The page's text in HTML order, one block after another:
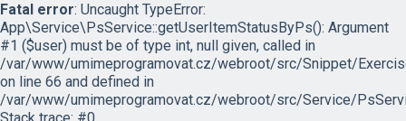
Fatal error: Uncaught TypeError:
App\Service\PsService::getUserItemStatusByPs(): Argument
#1 ($user) must be of type int, null given, called in
/var/www/umimeprogramovat.cz/webroot/src/Snippet/
on line 66 and defined in
/var/www/umimeprogramovat.cz/webroot/src/Service/